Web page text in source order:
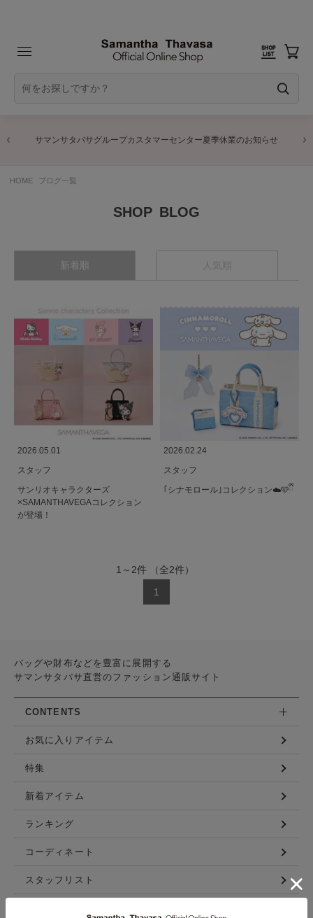
サマンサタバサグループカスタマーセンター夏季休業のお知らせ
HOME ブログ一覧
BLOG
新着順 人気順
2026.05.01
スタッフ
サンリオキャラクターズ
×SAMANTHAVEGAコレクション
が登場！
2026.02.24
スタッフ
｢シナモロール｣コレクション☁️🩵ྀི
1 ～ 2件 （全2件）
1
バッグや財布などを豊富に展開する
サマンサタバサ直営のファッション通販サイト
CONTENTS
お気に入りアイテム
特集
新着アイテム
ランキング
コーディネート
スタッフリスト